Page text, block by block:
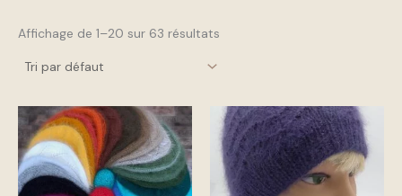
Affichage de 1–20 sur 63 résultats
Ce
produit
a
plusieurs
Ce
produit
a
plusieurs